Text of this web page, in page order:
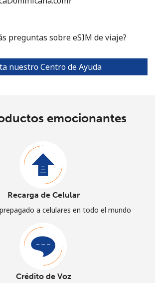
preguntas sobre eSIM de viaje?
nuestro Centro de Ayuda
emocionantes
Recarga de Celular
a celulares en todo el mundo
Crédito de Voz